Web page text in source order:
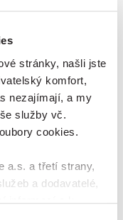
stránky, našli jste
komfort,
nezajímají, a my
služby vč.
cookies.
a.s. a třetí strany,
a dodavatelé,
informací a k
realita
přísných
Navíc
investory jiná,
v rámci programu